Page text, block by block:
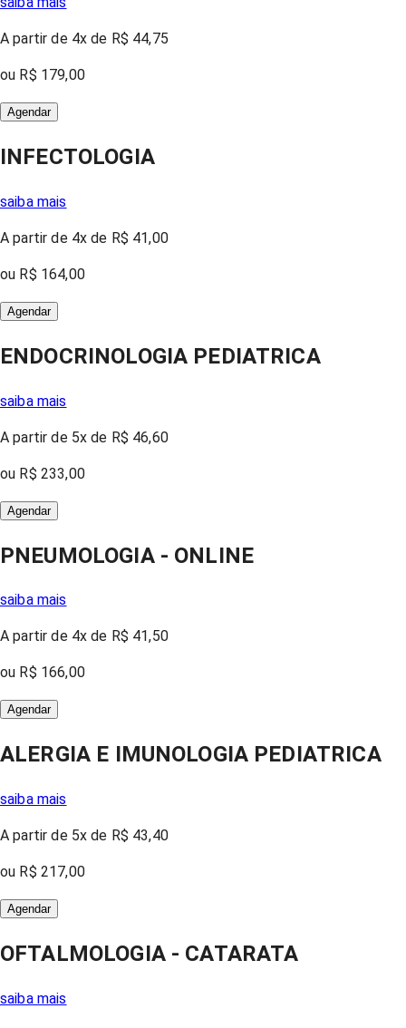
A partir de 4x de R$ 44,75
ou R$ 179,00
Agendar
INFECTOLOGIA
saiba mais
A partir de 4x de R$ 41,00
ou R$ 164,00
Agendar
ENDOCRINOLOGIA PEDIATRICA
saiba mais
A partir de 5x de R$ 46,60
ou R$ 233,00
Agendar
PNEUMOLOGIA - ONLINE
saiba mais
A partir de 4x de R$ 41,50
ou R$ 166,00
Agendar
ALERGIA E IMUNOLOGIA PEDIATRICA
saiba mais
A partir de 5x de R$ 43,40
ou R$ 217,00
Agendar
OFTALMOLOGIA - CATARATA
saiba mais